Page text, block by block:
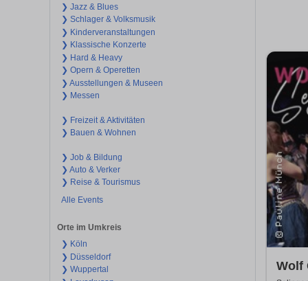
❯ Jazz & Blues
❯ Schlager & Volksmusik
❯ Kinderveranstaltungen
❯ Klassische Konzerte
❯ Hard & Heavy
❯ Opern & Operetten
❯ Ausstellungen & Museen
❯ Messen
❯ Freizeit & Aktivitäten
❯ Bauen & Wohnen
❯ Job & Bildung
❯ Auto & Verker
❯ Reise & Tourismus
Alle Events
Orte im Umkreis
❯ Köln
❯ Düsseldorf
❯ Wuppertal
Wolf